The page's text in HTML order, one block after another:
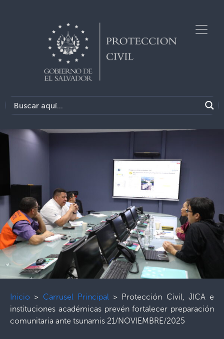
Inicio > Carrusel Principal > Protección Civil, JICA e
instituciones académicas prevén fortalecer preparación
comunitaria ante tsunamis 21/NOVIEMBRE/2025